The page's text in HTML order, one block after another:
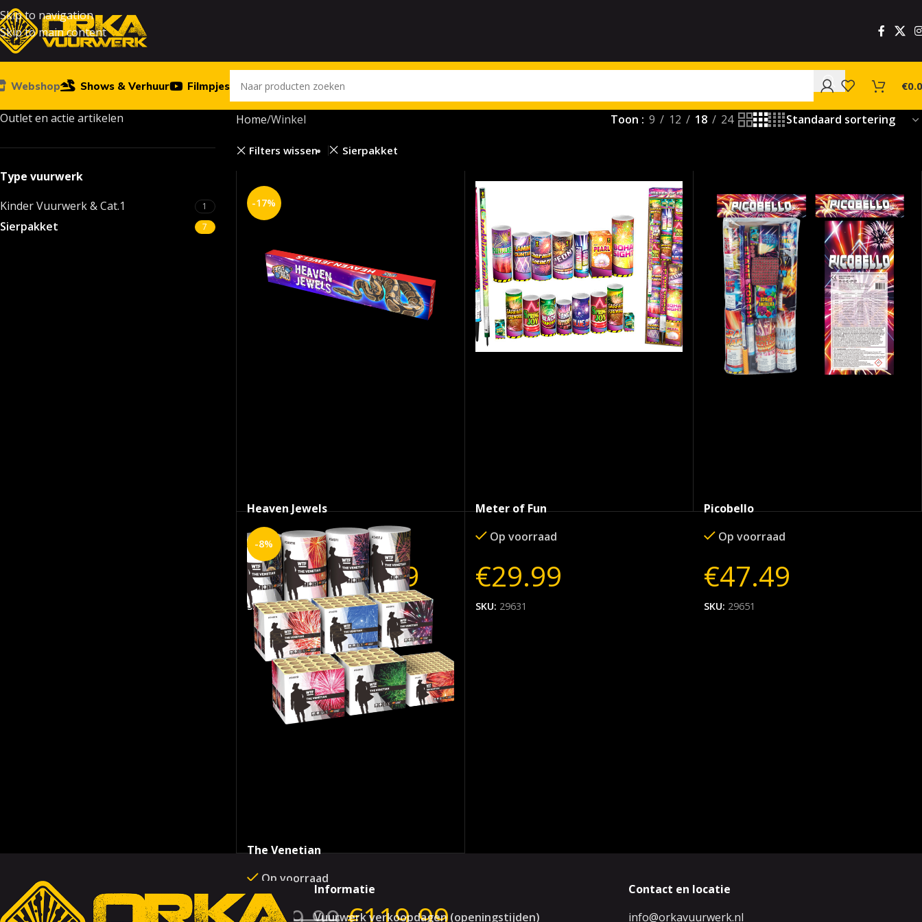
Skip to navigation
Skip to main content
Webshop Shows & Verhuur Filmpjes €
Outlet en actie artikelen
Type vuurwerk
Kinder Vuurwerk & Cat.1
1
Sierpakket 7
Home Winkel Toon 9 12 18 24
Filters wissen Sierpakket
-17%
Heaven Jewels
Op voorraad
€29.99 €24.99
SKU:2570
Meter of Fun
Op voorraad
€29.99
SKU: 29631
Picobello
Op voorraad
€47.49
SKU: 29651
-8%
The Venetian
Op voorraad
Informatie
Vuurwerk verkoopdagen (openingstijden)
Contact en locatie
info@orkavuurwerk.nl